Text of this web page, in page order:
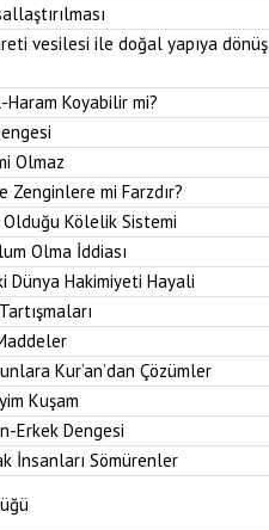
vesilesi ile doğal yapıya dönüş
Koyabilir mi?
Olmaz
Zenginlere mi Farzdır?
Olduğu Kölelik Sistemi
Olma İddiası
Dünya Hakimiyeti Hayali
Kur’an’dan Çözümler
Kuşam
Erkek Dengesi
İnsanları Sömürenler